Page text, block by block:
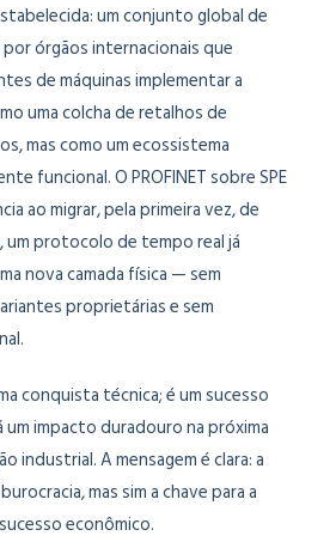
um conjunto global de
órgãos internacionais que
de máquinas implementar a
uma colcha de retalhos de
mas como um ecossistema
funcional. O PROFINET sobre SPE
ao migrar, pela primeira vez, de
protocolo de tempo real já
nova camada física — sem
proprietárias e sem
conquista técnica; é um sucesso
impacto duradouro na próxima
industrial. A mensagem é clara: a
mas sim a chave para a
econômico.